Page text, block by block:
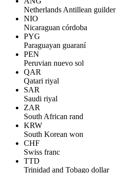
Netherlands Antillean guilder
NIO
Nicaraguan córdoba
PYG
Paraguayan guaraní
PEN
Peruvian nuevo sol
QAR
Qatari riyal
SAR
Saudi riyal
ZAR
South African rand
KRW
South Korean won
CHF
Swiss franc
TTD
Trinidad and Tobago dollar